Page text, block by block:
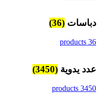
دباسات (36)
36 products
عدد يدوية (3450)
3450 products